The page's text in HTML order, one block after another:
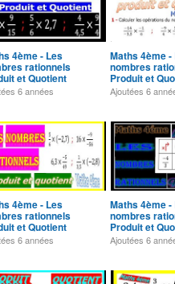
4ème - Les
rationnels
et Quotient
2
6 années
Maths 4ème -
nombres
Produit et
Exercice 3
Ajoutées 6
4ème - Les
rationnels
et Quotient
7
6 années
Maths 4ème -
nombres
Produit et
Exercice 8
Ajoutées 6